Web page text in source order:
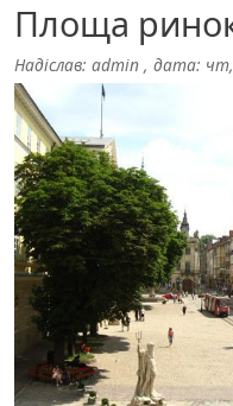
Площа
Надіслав: admin , дата: